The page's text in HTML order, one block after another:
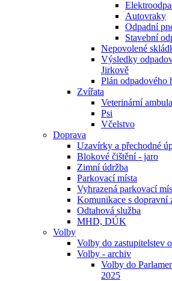
Autovraky
Odpadní
Stavební
Nepovolené
Výsledky
Jirkově
Plán odpadového
Zvířata
Veterinární
Psi
Včelstvo
Doprava
Uzavírky a přechodné
Blokové čištění - jaro
Zimní údržba
Parkovací místa
Vyhrazená parkovací
Komunikace s dopravní
Odtahová služba
MHD, DÚK
Volby
Volby do zastupitelstev
Volby - archiv
Volby do
2025